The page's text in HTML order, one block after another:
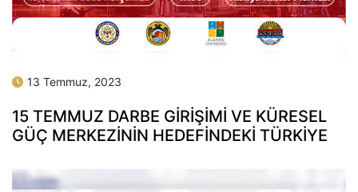
13 Temmuz, 2023
15 TEMMUZ DARBE GİRİŞİMİ VE KÜRESEL
GÜÇ MERKEZİNİN HEDEFİNDEKİ TÜRKİYE